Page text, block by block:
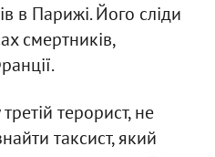
в Парижі. Його сліди
смертників,
терорист, не
таксист, який